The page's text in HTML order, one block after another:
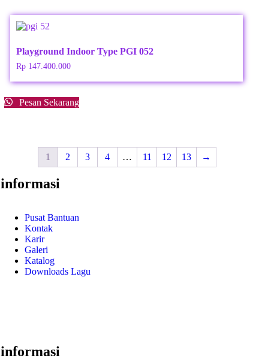
Playground Indoor Type PGI 052
Rp147.400.000
Pesan Sekarang
1 2 3 4 … 11 12 13 →
informasi
Pusat Bantuan
Kontak
Karir
Galeri
Katalog
Downloads Lagu
informasi